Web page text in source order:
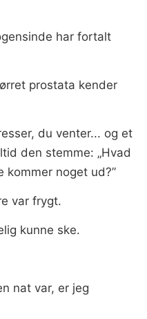
har fortalt
prostata kender
du venter... og et
den stemme: „Hvad
kommer noget ud?”
var frygt.
kunne ske.
nat var, er jeg